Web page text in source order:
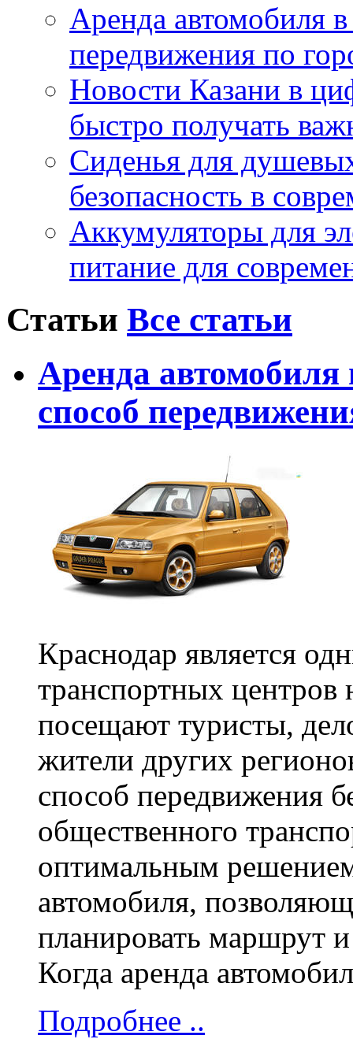
Аренда автомобиля
передвижения по
Новости Казани в
быстро получать
Сиденья для
безопасность в
Аккумуляторы для
питание для
Статьи Все статьи
Аренда
способ
Краснодар является
транспортных центров
посещают туристы,
жители других
способ передвижения
общественного
оптимальным
автомобиля,
планировать маршрут и
Когда аренда
Подробнее ..